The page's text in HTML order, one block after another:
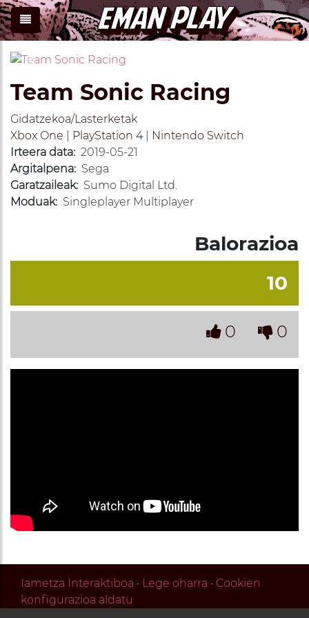
Previous
Team Sonic Racing
Gidatzekoa/Lasterketak
Xbox One
PlayStation 4|
Nintendo Switch
Irteera data: 2019-05-21
Argitalpena: Sega
Garatzaileak: Sumo Digital Ltd.
Moduak: Singleplayer Multiplayer
Balorazioa
10
0 0
Iametza Interaktiboa · Lege oharra · Cookien
konfigurazioa aldatu